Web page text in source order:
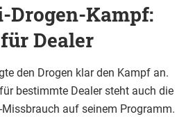
Drogen-Kampf:
Dealer
den Drogen klar den Kampf an.
bestimmte Dealer steht auch die
auf seinem Programm.